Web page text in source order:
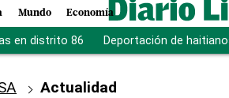
Mundo Economía
en distrito 86 Deportación de
Actualidad